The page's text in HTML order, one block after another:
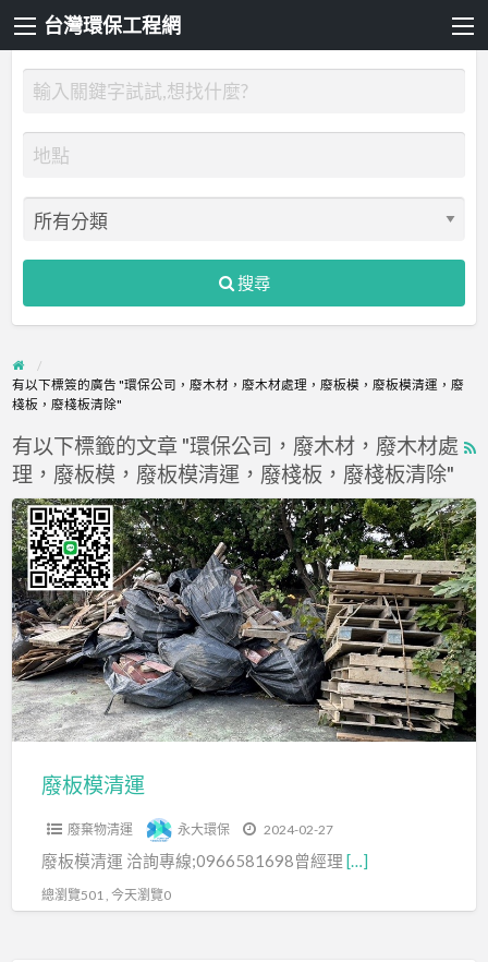
台灣環保工程網
搜尋
有以下標簽的廣告 "環保公司，廢木材，廢木材處理，廢板模，廢板模清運，廢
棧板，廢棧板清除"
有以下標籤的文章 "環保公司，廢木材，廢木材處
理，廢板模，廢板模清運，廢棧板，廢棧板清除"
廢
板
模
清
運
廢板模清運
廢棄物清運 永大環保 2024-02-27
廢板模清運 洽詢專線;0966581698曾經理 […]
總瀏覽501 , 今天瀏覽0